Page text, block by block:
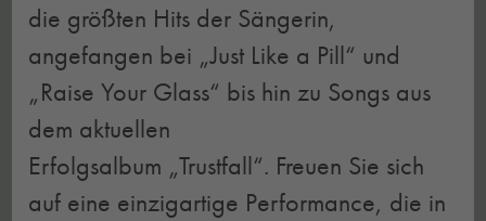
die größten Hits der Sängerin,
angefangen bei „Just Like a Pill“ und
„Raise Your Glass“ bis hin zu Songs aus
dem aktuellen
Erfolgsalbum „Trustfall“. Freuen Sie sich
auf eine einzigartige Performance, die in